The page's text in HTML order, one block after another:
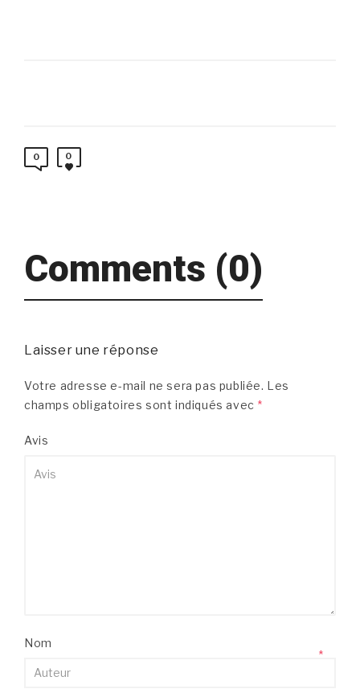
0 0
Comments (0)
Laisser une réponse
Votre adresse e-mail ne sera pas publiée. Les
champs obligatoires sont indiqués avec *
Avis
Nom
*